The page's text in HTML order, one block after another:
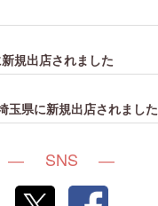
規出店されました
玉県に新規出店されました
SNS